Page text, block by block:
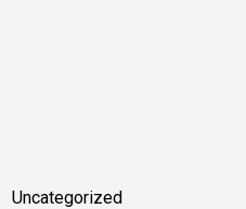
Uncategorized